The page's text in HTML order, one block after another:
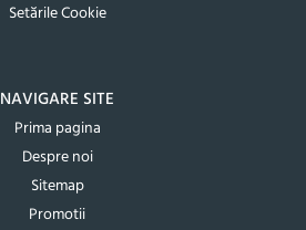
Setările Cookie
NAVIGARE SITE
Prima pagina
Despre noi
Sitemap
Promotii